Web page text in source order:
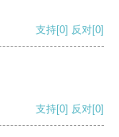
支持[0] 反对[0]
支持[0] 反对[0]